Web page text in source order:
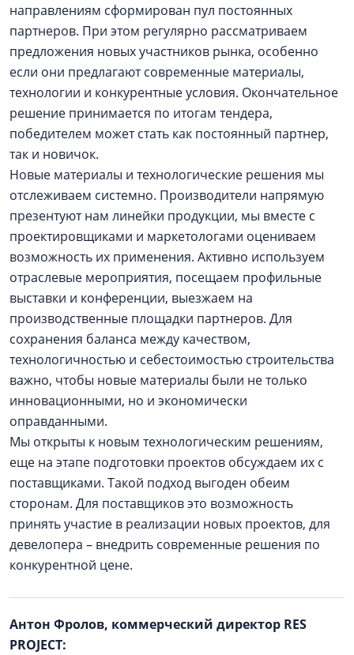
направлениям сформирован пул постоянных
партнеров. При этом регулярно рассматриваем
предложения новых участников рынка, особенно
если они предлагают современные материалы,
технологии и конкурентные условия. Окончательное
решение принимается по итогам тендера,
победителем может стать как постоянный партнер,
так и новичок.
Новые материалы и технологические решения мы
отслеживаем системно. Производители напрямую
презентуют нам линейки продукции, мы вместе с
проектировщиками и маркетологами оцениваем
возможность их применения. Активно используем
отраслевые мероприятия, посещаем профильные
выставки и конференции, выезжаем на
производственные площадки партнеров. Для
сохранения баланса между качеством,
технологичностью и себестоимостью строительства
важно, чтобы новые материалы были не только
инновационными, но и экономически
оправданными.
Мы открыты к новым технологическим решениям,
еще на этапе подготовки проектов обсуждаем их с
поставщиками. Такой подход выгоден обеим
сторонам. Для поставщиков это возможность
принять участие в реализации новых проектов, для
девелопера – внедрить современные решения по
конкурентной цене.
Антон Фролов, коммерческий директор RES
PROJECT: